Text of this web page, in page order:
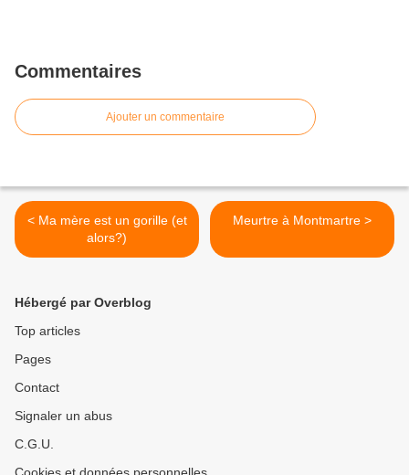
Commentaires
Ajouter un commentaire
< Ma mère est un gorille (et
alors?)
Meurtre à Montmartre >
Hébergé par Overblog
Top articles
Pages
Contact
Signaler un abus
C.G.U.